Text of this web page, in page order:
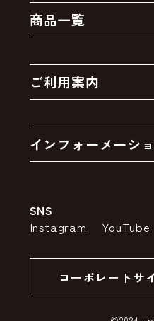
商品一覧
クーポン
卸販売・大量注文
ご利用案内
お支払いについて
ポイントについて
インフォーメーシ
特定商取引法の表示
SSLサーバー証明書とは
SNS
Instagram YouTube
コーポレートサ